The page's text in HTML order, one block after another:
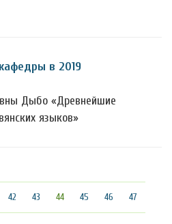
в 2019
Дыбо «Древнейшие
языков»
42 43 44(текущая)
45 46 47